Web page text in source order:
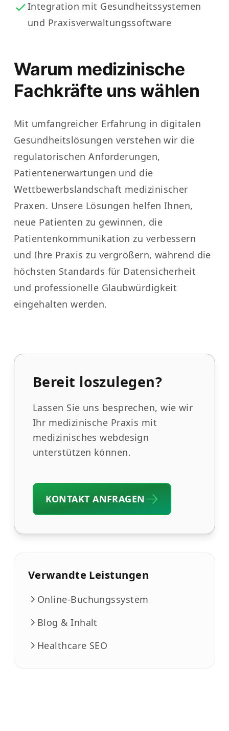
Integration mit Gesundheitssystemen
und Praxisverwaltungssoftware
Warum medizinische
Fachkräfte uns wählen
Mit umfangreicher Erfahrung in digitalen
Gesundheitslösungen verstehen wir die
regulatorischen Anforderungen,
Patientenerwartungen und die
Wettbewerbslandschaft medizinischer
Praxen. Unsere Lösungen helfen Ihnen,
neue Patienten zu gewinnen, die
Patientenkommunikation zu verbessern
und Ihre Praxis zu vergrößern, während die
höchsten Standards für Datensicherheit
und professionelle Glaubwürdigkeit
eingehalten werden.
Bereit loszulegen?
Lassen Sie uns besprechen, wie wir
Ihr medizinische Praxis mit
medizinisches webdesign
unterstützen können.
KONTAKT ANFRAGEN
Verwandte Leistungen
Online-Buchungssystem
Blog & Inhalt
Healthcare SEO